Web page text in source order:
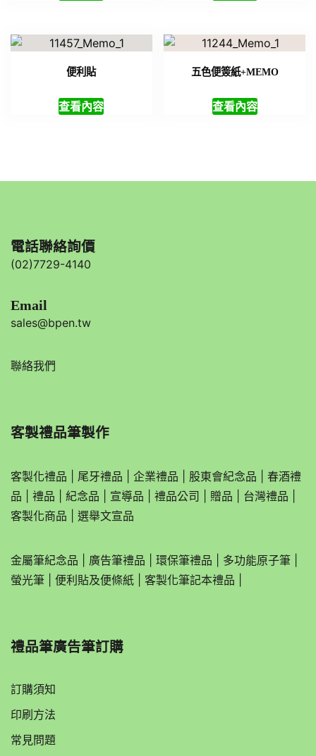
便利貼
查看內容
五色便簽紙+MEMO
查看內容
電話聯絡詢價
(02)7729-4140
Email
sales@bpen.tw
聯絡我們
客製禮品筆製作
客製化禮品 尾牙禮品 企業禮品 股東會紀念品
春酒禮
品
禮品 紀念品 宣導品 禮品公司 贈品 台灣禮品
客製化商品
選舉文宣品
金屬筆紀念品 廣告筆禮品 環保筆禮品 多功能原子筆
螢光筆
便利貼及便條紙 客製化筆記本禮品
禮品筆廣告筆訂購
訂購須知
印刷方法
常見問題